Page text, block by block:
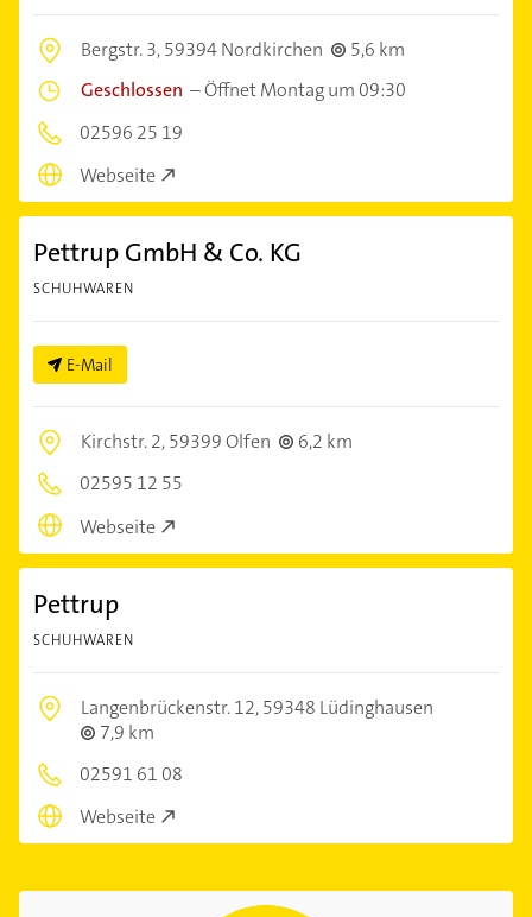
Bergstr. 3,59394 Nordkirchen
5,6 km
Geschlossen –Öffnet Montag um 09:30
02596 25 19
Webseite
Pettrup GmbH & Co. KG
SCHUHWAREN
E-Mail
Kirchstr. 2,59399 Olfen
6,2 km
02595 12 55
Webseite
Pettrup
SCHUHWAREN
Langenbrückenstr. 12,59348 Lüdinghausen
7,9 km
02591 61 08
Webseite